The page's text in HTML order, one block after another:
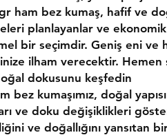
ham bez kumaş, hafif ve
planlayanlar ve
bir seçimdir. Geniş eni ve
ilham verecektir. Hemen
dokusunu keşfedin!
bez kumaşımız, doğal
ve doku değişiklikleri
ve doğallığını yansıtan